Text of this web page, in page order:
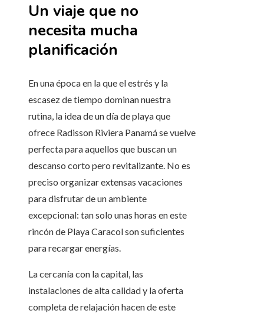
Un viaje que no
necesita mucha
planificación
En una época en la que el estrés y la
escasez de tiempo dominan nuestra
rutina, la idea de un día de playa que
ofrece Radisson Riviera Panamá se vuelve
perfecta para aquellos que buscan un
descanso corto pero revitalizante. No es
preciso organizar extensas vacaciones
para disfrutar de un ambiente
excepcional: tan solo unas horas en este
rincón de Playa Caracol son suficientes
para recargar energías.
La cercanía con la capital, las
instalaciones de alta calidad y la oferta
completa de relajación hacen de este